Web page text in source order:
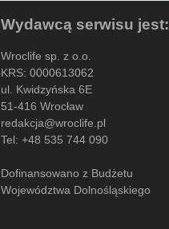
Wydawcą serwisu jest:
Wroclife sp. z o.o.
KRS: 0000613062
ul. Kwidzyńska 6E
51-416 Wrocław
redakcja@wroclife.pl
Tel: +48 535 744 090
Dofinansowano z Budżetu
Województwa Dolnośląskiego